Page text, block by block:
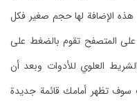
الإضافة لها حجم صغير فكل
المتصفح تقوم بالضغط على
العلوي للأدوات وبعد أن
سوف تظهر أمامك قائمة جديدة